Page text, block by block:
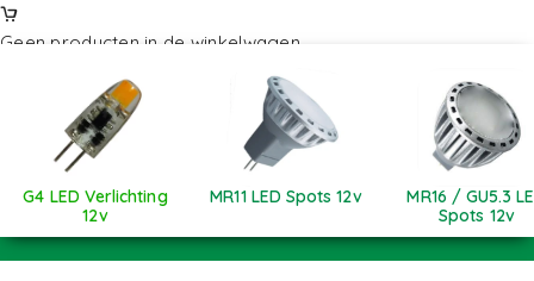
Geen producten in de winkelwagen.
G4 LED Verlichting
12v
MR11 LED Spots 12v
MR16 / GU5.3
Spots 12v